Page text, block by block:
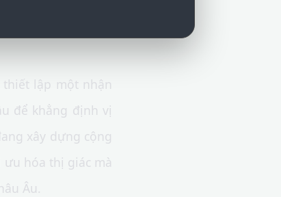
lập một nhận
để khẳng định vị
xây dựng cộng
hóa thị giác mà
Âu.